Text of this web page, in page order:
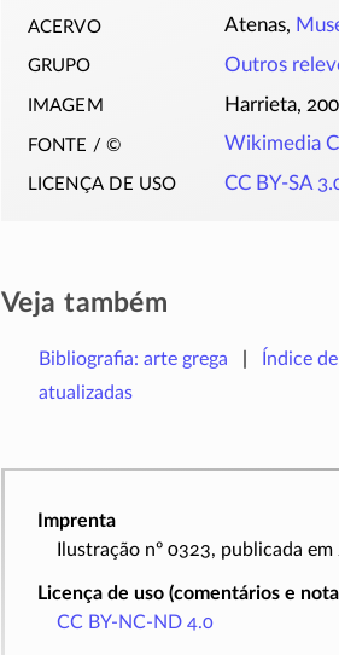
acervo Atenas,
grupo Outros
imagem Harrieta,
fonte / © Wikimedia
licença de uso CC BY-SA
Veja também
Bibliografia: arte grega Índice
atualizadas
Imprenta
Ilustração nº 0323, publicada
Licença de uso (comentários e
CC BY-NC-ND 4.0